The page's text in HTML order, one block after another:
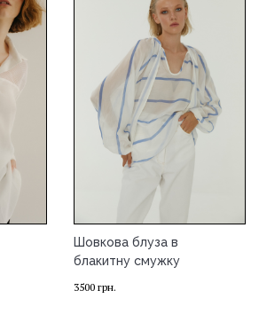
Шовкова блуза в
блакитну смужку
3500 грн.